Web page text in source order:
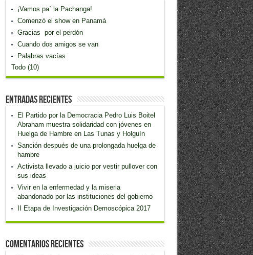
¡Vamos pa´ la Pachanga!
Comenzó el show en Panamá
Gracias por el perdón
Cuando dos amigos se van
Palabras vacías
Todo (10)
Entradas recientes
El Partido por la Democracia Pedro Luis Boitel
Abraham muestra solidaridad con jóvenes en
Huelga de Hambre en Las Tunas y Holguín
Sanción después de una prolongada huelga de
hambre
Activista llevado a juicio por vestir pullover con
sus ideas
Vivir en la enfermedad y la miseria
abandonado por las instituciones del gobierno
II Etapa de Investigación Demoscópica 2017
Comentarios recientes